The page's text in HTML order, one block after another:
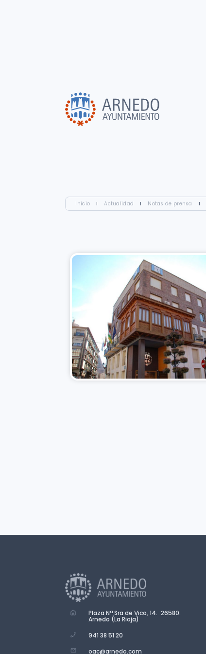
Inicio I Actualidad I Notas de prensa I
Plaza Nª Sra de Vico, 14. 26580.
Arnedo (La Rioja)
941 38 51 20
oac@arnedo.com